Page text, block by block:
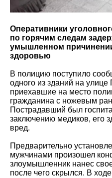
Оперативники
по горячим следам
умышленном
здоровью
В полицию поступило
одного из зданий на
приехавшие на место
гражданина с ножевым
Пострадавший был
заключению медиков, его
вред.
Предварительно
мужчинами произошел
злоумышленник нанес
после чего скрылся. В